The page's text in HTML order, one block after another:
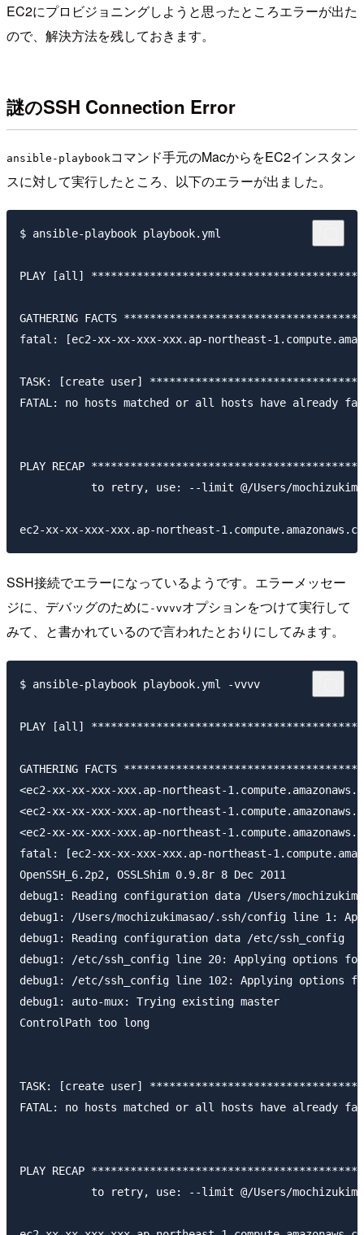
EC2にプロビジョニングしようと思ったところエラーが出た
ので、解決方法を残しておきます。
謎のSSH Connection Error
ansible-playbook コマンド手元のMacからをEC2インスタン
スに対して実行したところ、以下のエラーが出ました。
$ ansible-playbook playbook.yml
PLAY [all]
GATHERING FACTS
fatal: [ec2-xx-xx-xxx-xxx.ap-northeast-
TASK: [create user]
FATAL: no hosts matched or all hosts have already
PLAY RECAP
to retry, use: --limit @/Users/
SSH接続でエラーになっているようです。エラーメッセー
ジに、デバッグのために -vvvvオプションをつけて実行して
みて、と書かれているので言われたとおりにしてみます。
$ ansible-playbook playbook.yml -vvvv
PLAY [all]
GATHERING FACTS
<ec2-xx-xx-xxx-xxx.ap-northeast-
<ec2-xx-xx-xxx-xxx.ap-northeast-
<ec2-xx-xx-xxx-xxx.ap-northeast-
fatal: [ec2-xx-xx-xxx-xxx.ap-northeast-
OpenSSH_6.2p2, OSSLShim 0.9.8r 8 Dec 2011
debug1: Reading configuration data /Users/
debug1: /Users/mochizukimasao/.ssh/config line 1:
debug1: Reading configuration data /etc/ssh_config
debug1: /etc/ssh_config line 20: Applying options
debug1: /etc/ssh_config line 102: Applying options
debug1: auto-mux: Trying existing master
ControlPath too long
TASK: [create user]
FATAL: no hosts matched or all hosts have already
PLAY RECAP
to retry, use: --limit @/Users/